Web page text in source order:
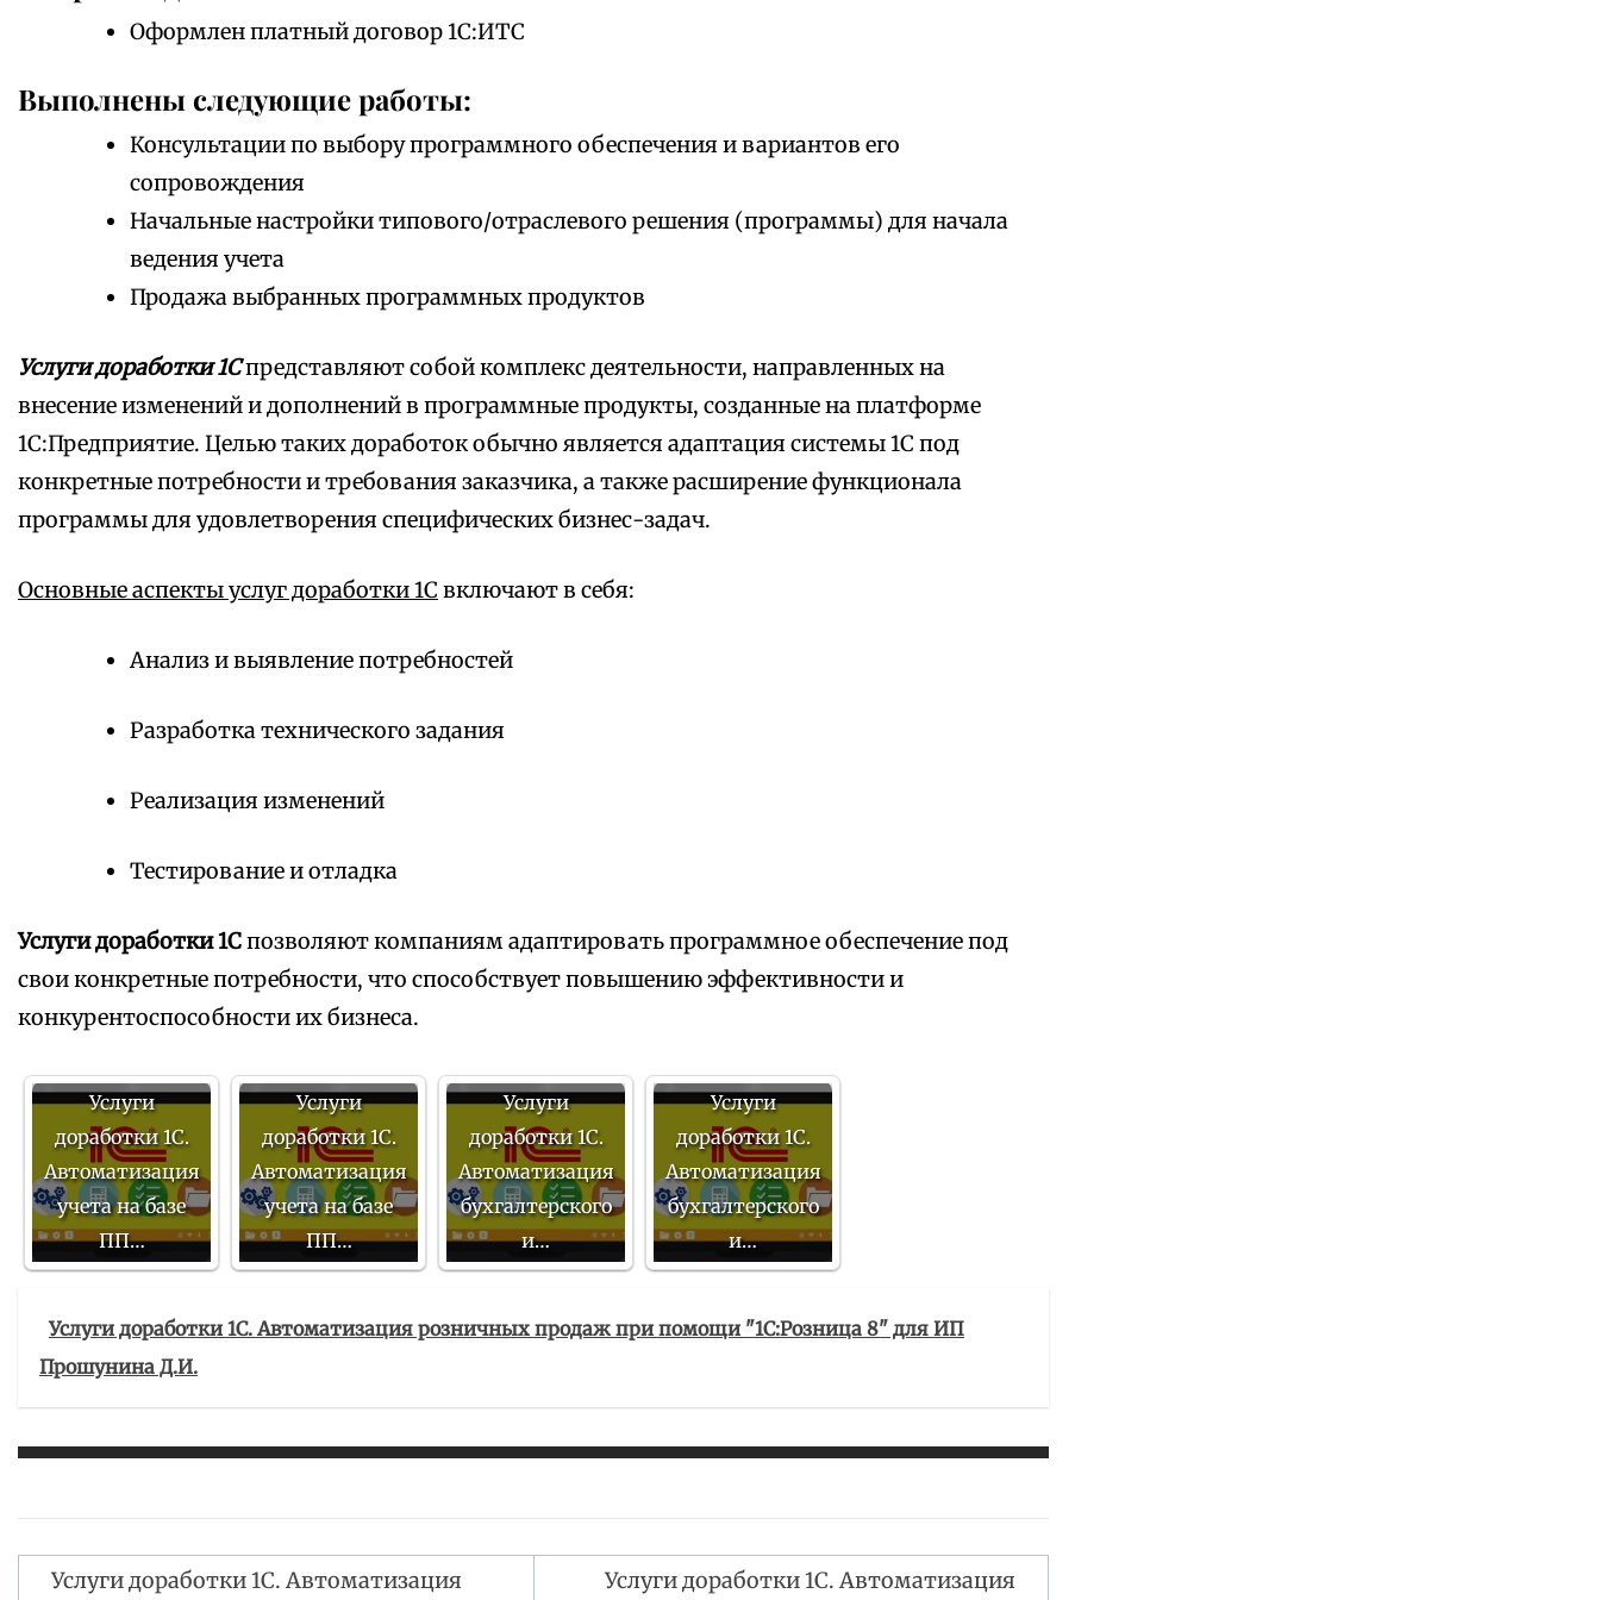
Оформлен платный договор 1С:ИТС
Выполнены следующие работы:
Консультации по выбору программного обеспечения и вариантов его
сопровождения
Начальные настройки типового/отраслевого решения (программы) для начала
ведения учета
Продажа выбранных программных продуктов
Услуги доработки 1Спредставляют собой комплекс деятельности, направленных на
внесение изменений и дополнений в программные продукты, созданные на платформе
1С:Предприятие. Целью таких доработок обычно является адаптация системы 1С под
конкретные потребности и требования заказчика, а также расширение функционала
программы для удовлетворения специфических бизнес-задач.
Основные аспекты услуг доработки 1С включают в себя:
Анализ и выявление потребностей
Разработка технического задания
Реализация изменений
Тестирование и отладка
Услуги доработки 1Спозволяют компаниям адаптировать программное обеспечение под
свои конкретные потребности, что способствует повышению эффективности и
конкурентоспособности их бизнеса.
Услуги
доработки 1С.
Автоматизация
учета на базе
ПП…
Услуги
доработки 1С.
Автоматизация
учета на базе
ПП…
Услуги
доработки 1С.
Автоматизация
бухгалтерского
и…
Услуги
доработки 1С.
Автоматизация
бухгалтерского
и…
Услуги доработки 1С. Автоматизация розничных продаж при помощи "1С:Розница 8" для ИП
Прошунина Д.И.
Услуги доработки 1С. Автоматизация Услуги доработки 1С. Автоматизация